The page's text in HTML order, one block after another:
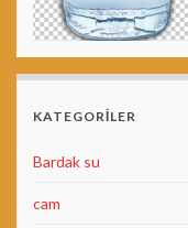
KATEGORILER
Bardak su
cam